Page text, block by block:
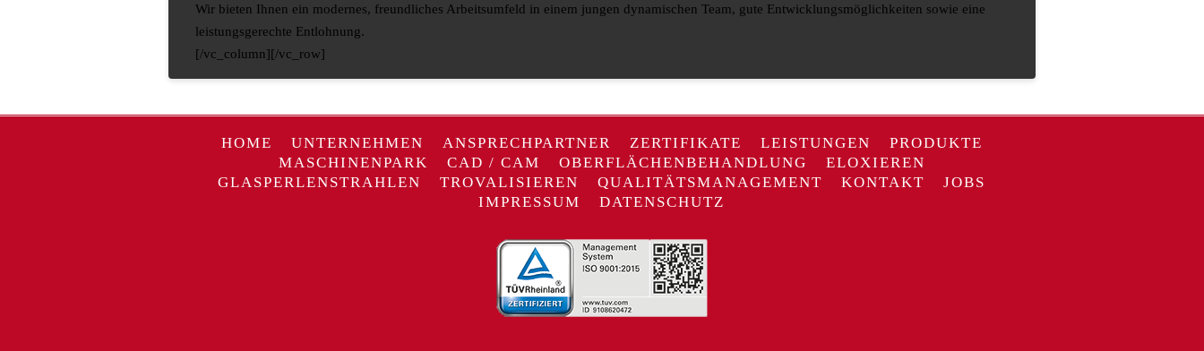
Wir bieten Ihnen ein modernes, freundliches Arbeitsumfeld in einem jungen dynamischen Team, gute Entwicklungsmöglichkeiten sowie eine
leistungsgerechte Entlohnung.
[/vc_column][/vc_row]
HOME UNTERNEHMEN ANSPRECHPARTNER ZERTIFIKATE LEISTUNGEN
PRODUKTE
MASCHINENPARK
CAD / CAM OBERFLÄCHENBEHANDLUNG
ELOXIEREN
GLASPERLENSTRAHLEN
TROVALISIEREN QUALITÄTSMANAGEMENT KONTAKT
JOBS
IMPRESSUM
DATENSCHUTZ